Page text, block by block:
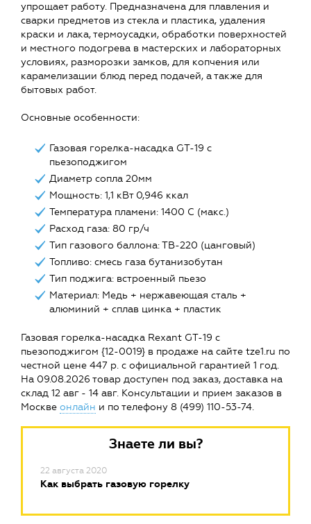
упрощает работу. Предназначена для плавления и
сварки предметов из стекла и пластика, удаления
краски и лака, термоусадки, обработки поверхностей
и местного подогрева в мастерских и лабораторных
условиях, разморозки замков, для копчения или
карамелизации блюд перед подачей, а также для
бытовых работ.
Основные особенности:
Газовая горелка-насадка GT-19 с
пьезоподжигом
Диаметр сопла 20мм
Мощность: 1,1 кВт 0,946 ккал
Температура пламени: 1400 С (макс.)
Расход газа: 80 гр/ч
Тип газового баллона: ТВ-220 (цанговый)
Топливо: смесь газа бутанизобутан
Тип поджига: встроенный пьезо
Материал: Медь + нержавеющая сталь +
алюминий + сплав цинка + пластик
Газовая горелка-насадка Rexant GT-19 с
пьезоподжигом {12-0019} в продаже на сайте tze1.ru по
честной цене 447 р. с официальной гарантией 1 год.
На 09.08.2026 товар доступен под заказ, доставка на
склад 12 авг - 14 авг. Консультации и прием заказов в
Москве онлайн и по телефону 8 (499) 110-53-74.
Знаете ли вы?
22 августа 2020
Как выбрать газовую горелку